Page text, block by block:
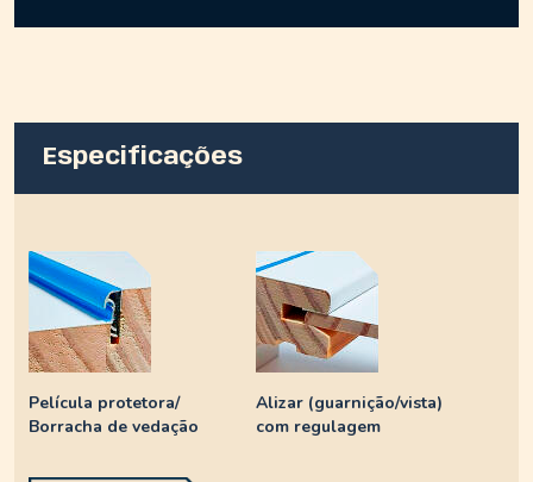
Especificações
Película protetora/
Borracha de vedação
Alizar (guarnição/vista)
com regulagem